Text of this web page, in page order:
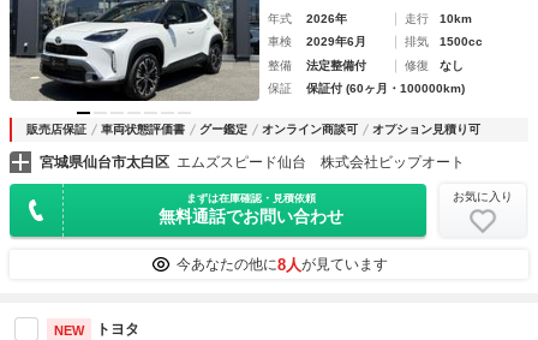
年式 2026年 走行
10km
車検
2029年6月 排気
1500cc
整備
法定整備付 修復
なし
保証
保証付 (60ヶ月・100000km)
販売店保証 車両状態評価書 グー鑑定 オンライン商談可 オプション見積り可
宮城県仙台市太白区 エムズスピード仙台 株式会社ビップオート
まずは在庫確認・見積依頼
無料通話でお問い合わせ
お気に入り
今あなたの他に8人が見ています
NEW トヨタ